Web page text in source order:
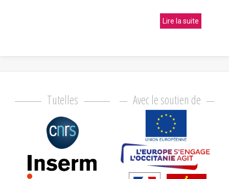
Lire la suite
Tutelles Avec le soutien de